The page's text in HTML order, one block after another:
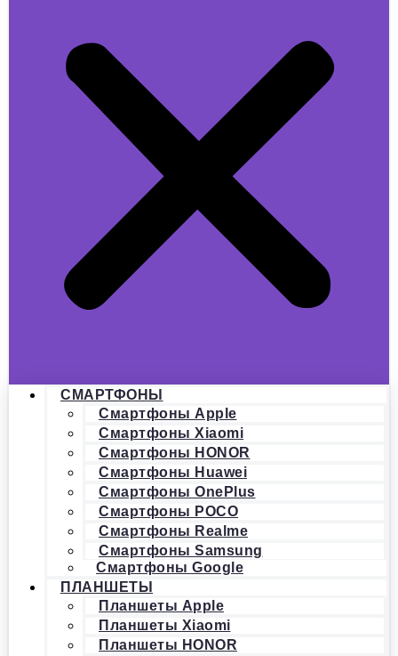
СМАРТФОНЫ
Смартфоны Apple
Смартфоны Xiaomi
Смартфоны HONOR
Смартфоны Huawei
Смартфоны OnePlus
Смартфоны POCO
Смартфоны Realme
Смартфоны Samsung
Смартфоны Google
ПЛАНШЕТЫ
Планшеты Apple
Планшеты Xiaomi
Планшеты HONOR